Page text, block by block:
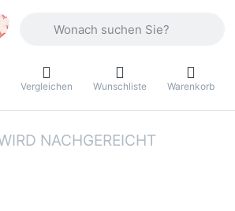
Vergleichen Wunschliste Warenkorb